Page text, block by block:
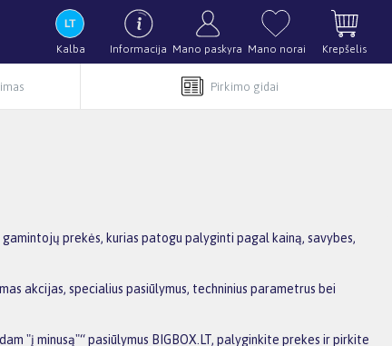
Kalba Informacija Mano paskyra Mano norai Krepšelis
Pirkimo gidai
prekės, kurias patogu palyginti pagal kainą, savybes,
akcijas, specialius pasiūlymus, techninius parametrus bei
"į minusą"“ pasiūlymus BIGBOX.LT, palyginkite prekes ir pirkite